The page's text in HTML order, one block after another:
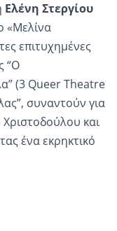
Ελένη Στεργίου
«Μελίνα
επιτυχημένες
“Ο
(3 Queer Theatre
συναντούν για
και
ένα εκρηκτικό